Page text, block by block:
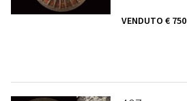
VENDUTO € 750